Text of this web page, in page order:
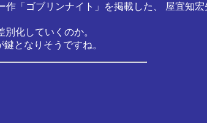
「ゴブリンナイト」を掲載した、 屋宜知
化していくのか。
となりそうですね。